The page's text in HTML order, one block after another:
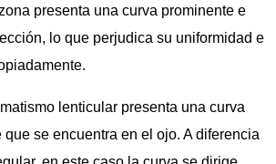
presenta una curva prominente e
lo que perjudica su uniformidad e
lenticular presenta una curva
se encuentra en el ojo. A diferencia